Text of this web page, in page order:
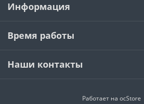
Информация
Время работы
Наши контакты
Работает на ocStore